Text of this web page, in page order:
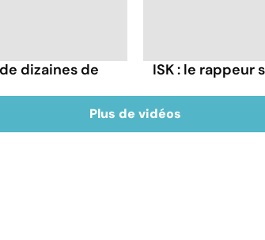
dizaines de
ISK : le rappeur
Plus de vidéos